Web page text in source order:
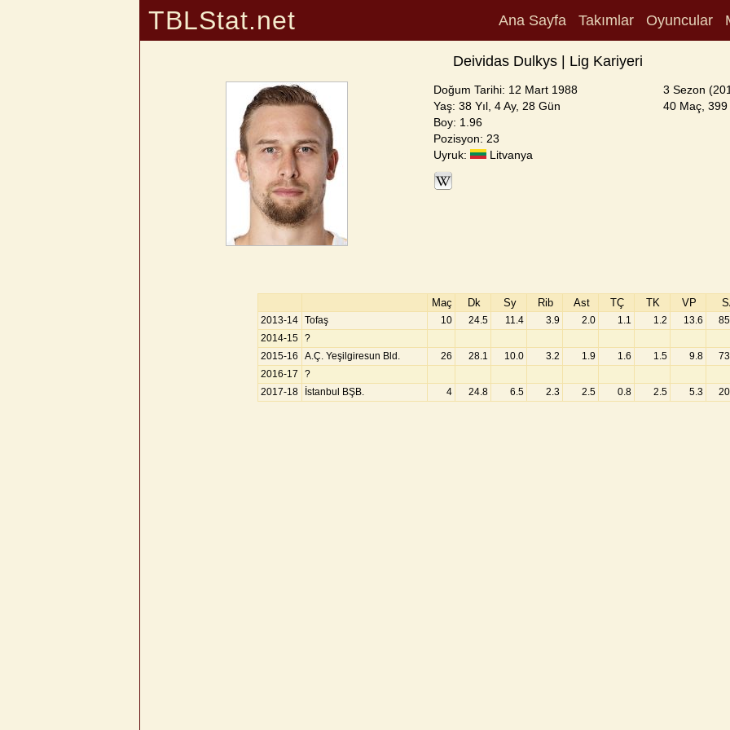
TBLStat.net Ana Sayfa Takımlar Oyuncular
Deividas Dulkys | Lig Kariyeri
Doğum Tarihi: 12 Mart 1988
Yaş: 38 Yıl, 4 Ay, 28 Gün
Boy: 1.96
Pozisyon: 23
Uyruk:
Litvanya
3 Sezon
40 Maç, 399
Maç Dk Sy Rib Ast TÇ TK VP
2013-14 Tofaş 10 24.5 11.4 3.9 2.0 1.1 1.2 13.6
2014-15 ?
2015-16
A.Ç. Yeşilgiresun Bld. 26 28.1 10.0 3.2 1.9 1.6 1.5 9.8
2016-17
?
2017-18
İstanbul BŞB. 4 24.8 6.5 2.3 2.5 0.8 2.5 5.3